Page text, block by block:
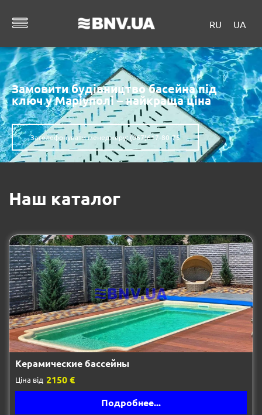
RU UA
Замовити будівництво басейна під
ключ у Маріуполі – найкраща ціна
Зателефонувати менеджеру: (067)617-80-75
Наш каталог
Керамические бассейны
Ціна від 2150 €
Подробнее...